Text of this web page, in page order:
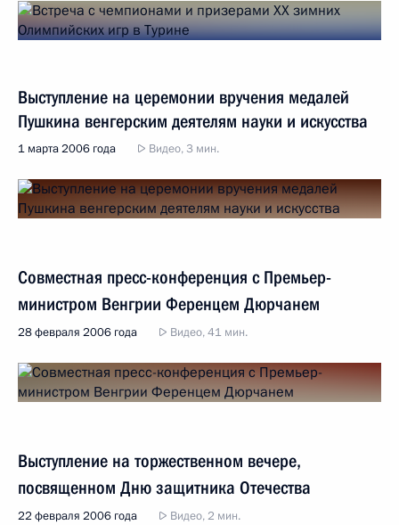
Выступление на церемонии вручения медалей
Пушкина венгерским деятелям науки и искусства
1 марта 2006 года Видео, 3 мин.
Совместная пресс-конференция с Премьер-
министром Венгрии Ференцем Дюрчанем
28 февраля 2006 года Видео, 41 мин.
Выступление на торжественном вечере,
посвященном Дню защитника Отечества
22 февраля 2006 года Видео, 2 мин.